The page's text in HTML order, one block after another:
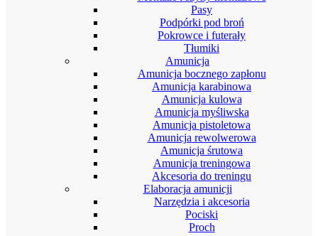
Pasy
Podpórki pod broń
Pokrowce i futerały
Tłumiki
Amunicja
Amunicja bocznego zapłonu
Amunicja karabinowa
Amunicja kulowa
Amunicja myśliwska
Amunicja pistoletowa
Amunicja rewolwerowa
Amunicja śrutowa
Amunicja treningowa
Akcesoria do treningu
Elaboracja amunicji
Narzędzia i akcesoria
Pociski
Proch